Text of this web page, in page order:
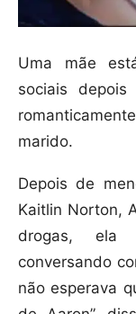
Uma mãe
sociais
marido.
Depois de
Kaitlin Norton,
drogas, ela
conversando
não esperava